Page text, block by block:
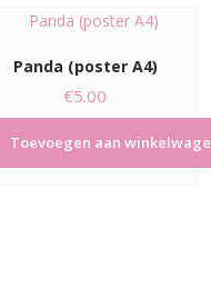
Panda (poster A4)
€5.00
Toevoegen aan